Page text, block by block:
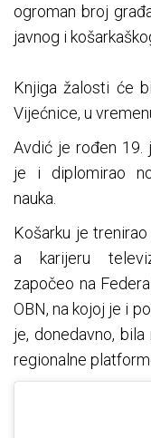
ogroman broj
javnog i
Knjiga žalosti će
Vijećnice, u
Avdić je rođen 19.
je i diplomirao
nauka.
Košarku je
a karijeru
započeo na
OBN, na kojoj je i
je, donedavno,
regionalne